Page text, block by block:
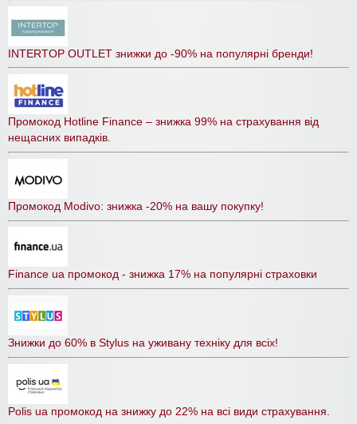
INTERTOP OUTLET знижки до -90% на популярні бренди!
Промокод Hotline Finance – знижка 99% на страхування від
нещасних випадків.
Промокод Modivo: знижка -20% на вашу покупку!
Finance ua промокод - знижка 17% на популярні страховки
Знижки до 60% в Stylus на уживану техніку для всіх!
Polis ua промокод на знижку до 22% на всі види страхування.